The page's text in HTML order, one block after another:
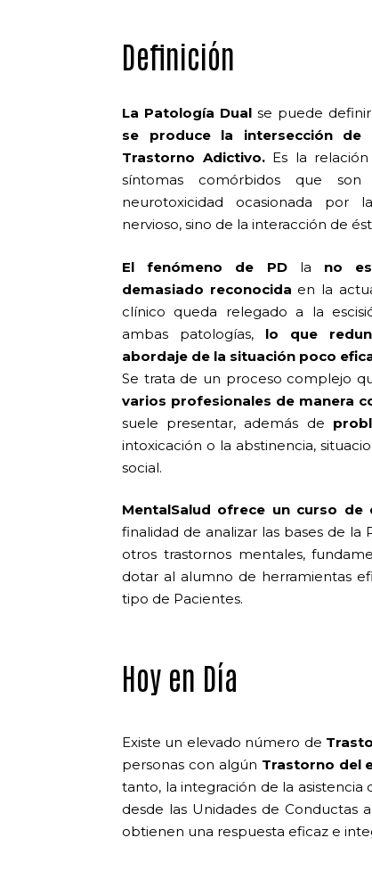
Definición
La Patología Dual se puede
se produce la intersección de
Trastorno Adictivo. Es la
síntomas comórbidos que
neurotoxicidad ocasionada por
nervioso, sino de la interacción de
El fenómeno de PDla no
demasiado reconocida en la
clínico queda relegado a la
ambas patologías,lo que
abordaje de la situación poco
Se trata de un proceso complejo
varios profesionales de manera
suele presentar, además de
intoxicación o la abstinencia,
social.
MentalSalud ofrece un curso de
finalidad de analizar las bases de la
otros trastornos mentales,
dotar al alumno de herramientas
tipo de Pacientes.
Hoy en Día
Existe un elevado número de
personas con algún Trastorno del
tanto, la integración de la
desde las Unidades de Conductas
obtienen una respuesta eficaz e